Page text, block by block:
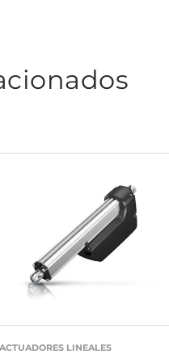
ACTUADORES LINEALES